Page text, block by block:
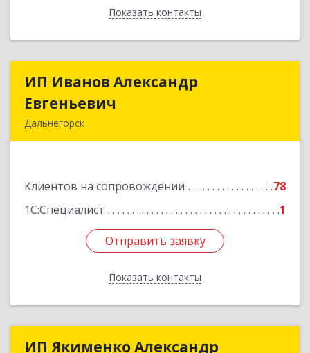
Показать контакты
Назад
ИП Иванов Александр
Евгеньевич
Дальнегорск
Клиентов на сопровождении
78
1С:Специалист
1
Отправить заявку
Показать контакты
ИП Иванов Александр
Подробнее
Отправить заявку
Назад
ИП Якименко Александр
ИП Якименко Александр